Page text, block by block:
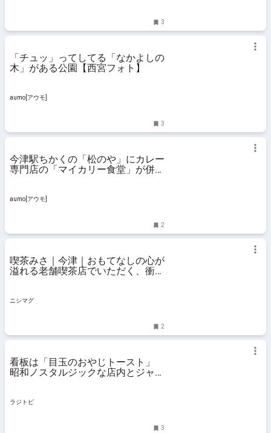
3
「チュッ」ってしてる「なかよしの
木」がある公園【西宮フォト】
aumo[アウモ]
3
今津駅ちかくの「松のや」にカレー
専門店の「マイカリー食堂」が併設
aumo[アウモ]
2
喫茶みさ｜今津｜おもてなしの心が
溢れる老舗喫茶店でいただく、衝撃
ニシマグ
2
看板は「目玉のおやじトースト」
昭和ノスタルジックな店内とジャズ
トピックス
ラジトピ
3